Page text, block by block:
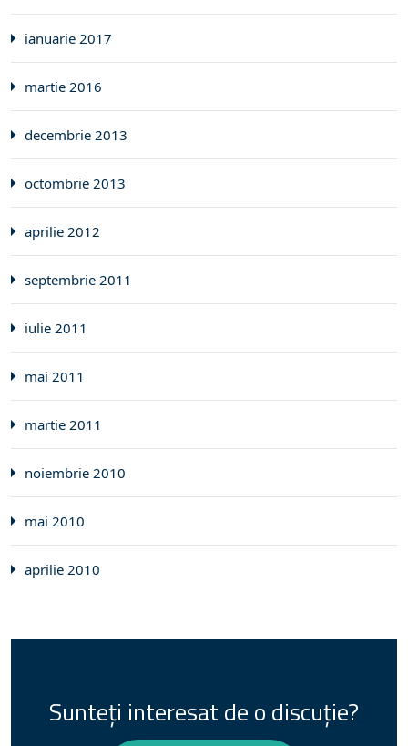
ianuarie 2017
martie 2016
decembrie 2013
octombrie 2013
aprilie 2012
septembrie 2011
iulie 2011
mai 2011
martie 2011
noiembrie 2010
mai 2010
aprilie 2010
Sunteți interesat de o discuție?